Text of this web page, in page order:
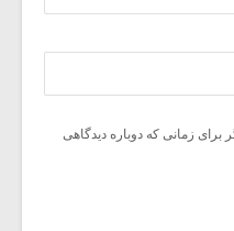
برای زمانی که دوباره دیدگاهی